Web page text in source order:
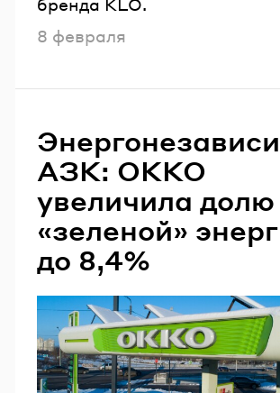
бренда KLO.
Опубликовано
8 февраля
АЗК: ОККО
увеличила долю
«зеленой»
до 8,4%